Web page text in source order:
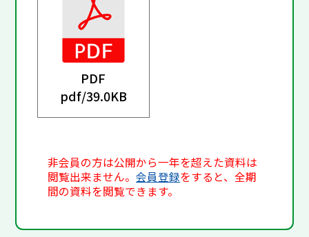
PDF
pdf/39.0KB
非会員の方は公開から一年を超えた資料は
閲覧出来ません。会員登録をすると、全期
間の資料を閲覧できます。